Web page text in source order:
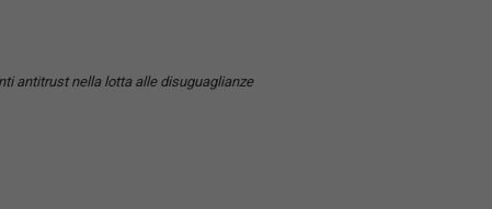
antitrust nella lotta alle disuguaglianze